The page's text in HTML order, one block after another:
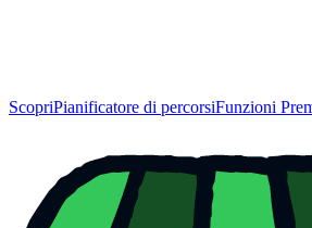
ScopriPianificatore di percorsiFunzioni